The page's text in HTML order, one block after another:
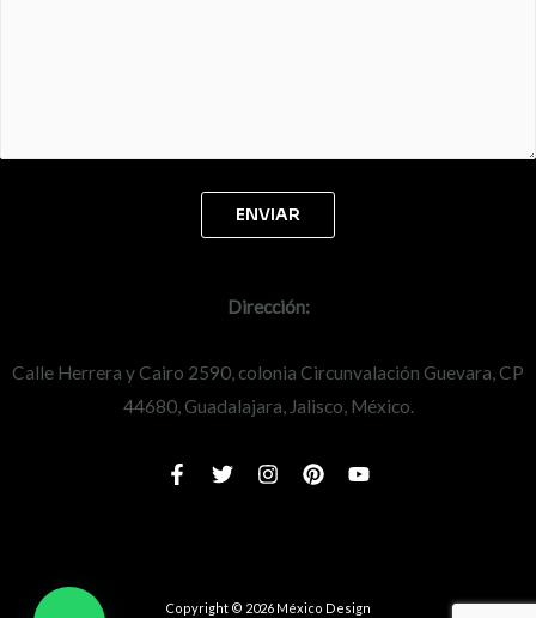
Dirección:
Calle Herrera y Cairo 2590, colonia Circunvalación Guevara, CP
44680, Guadalajara, Jalisco, México.
Copyright © 2026 México Design